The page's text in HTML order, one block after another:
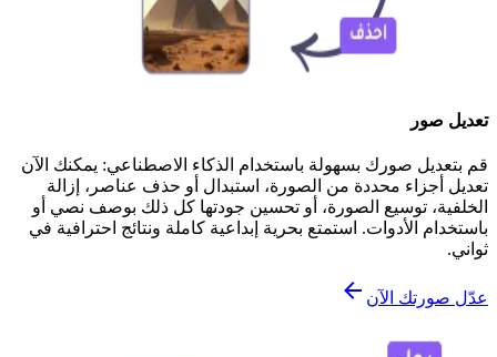
تعديل صور
قم بتعديل صورك بسهولة باستخدام الذكاء الاصطناعي: يمكنك الآن
تعديل أجزاء محددة من الصورة، استبدال أو حذف عناصر، إزالة
الخلفية، توسيع الصورة، أو تحسين جودتها كل ذلك بوصف نصي أو
باستخدام الأدوات. استمتع بحرية إبداعية كاملة ونتائج احترافية في
ثواني.
عدّل صورتك الآن